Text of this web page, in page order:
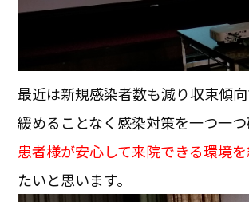
最近は新規感染者数も減り収束傾
緩めることなく感染対策を一つ一つ
患者様が安心して来院できる環境
たいと思います。